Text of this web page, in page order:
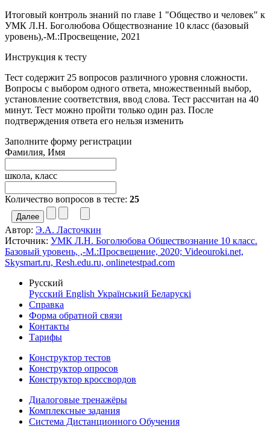
Итоговый контроль знаний по главе 1 "Общество и человек" к
УМК Л.Н. Боголюбова Обществознание 10 класс (базовый
уровень),-М.:Просвещение, 2021
Инструкция к тесту
Тест содержит 25 вопросов различного уровня сложности.
Вопросы с выбором одного ответа, множественный выбор,
установление соответствия, ввод слова. Тест рассчитан на 40
минут. Тест можно пройти только один раз. После
подтверждения ответа его нельзя изменить
Заполните форму регистрации
Фамилия, Имя
школа, класс
Количество вопросов в тесте: 25
Автор: Э.А. Ласточкин
Источник: УМК Л.Н. Боголюбова Обществознание 10 класс.
Базовый уровень, ,-М.:Просвещение, 2020; Videouroki.net,
Skysmart.ru, Resh.edu.ru, onlinetestpad.com
Русский
Русский English Український Беларускі
Справка
Форма обратной связи
Контакты
Тарифы
Конструктор тестов
Конструктор опросов
Конструктор кроссвордов
Диалоговые тренажёры
Комплексные задания
Система Дистанционного Обучения